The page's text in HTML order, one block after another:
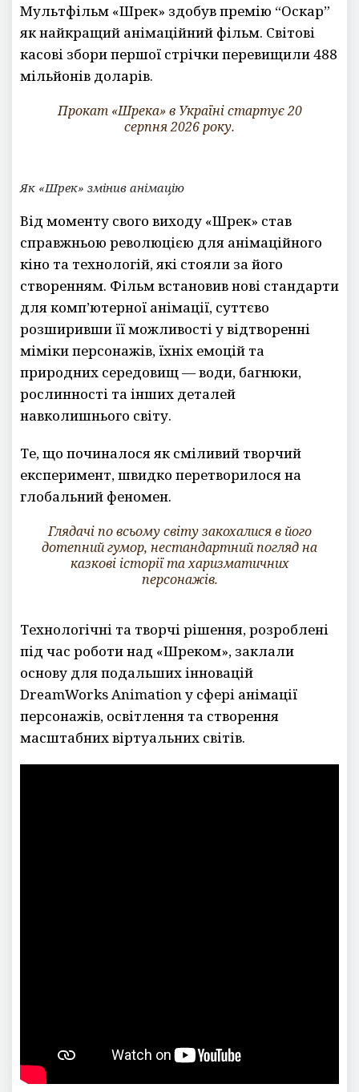
Мультфільм «Шрек» здобув премію “Оскар”
як найкращий анімаційний фільм. Світові
касові збори першої стрічки перевищили 488
мільйонів доларів.
Прокат «Шрека» в Україні стартує 20
серпня 2026 року.
Як «Шрек» змінив анімацію
Від моменту свого виходу «Шрек» став
справжньою революцією для анімаційного
кіно та технологій, які стояли за його
створенням. Фільм встановив нові стандарти
для комп’ютерної анімації, суттєво
розширивши її можливості у відтворенні
міміки персонажів, їхніх емоцій та
природних середовищ — води, багнюки,
рослинності та інших деталей
навколишнього світу.
Те, що починалося як сміливий творчий
експеримент, швидко перетворилося на
глобальний феномен.
Глядачі по всьому світу закохалися в його
дотепний гумор, нестандартний погляд на
казкові історії та харизматичних
персонажів.
Технологічні та творчі рішення, розроблені
під час роботи над «Шреком», заклали
основу для подальших інновацій
DreamWorks Animation у сфері анімації
персонажів, освітлення та створення
масштабних віртуальних світів.